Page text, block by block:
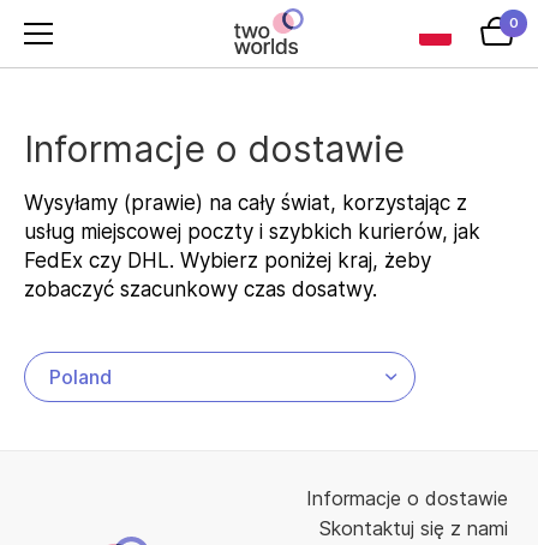
0
Informacje o dostawie
Wysyłamy (prawie) na cały świat, korzystając z
usług miejscowej poczty i szybkich kurierów, jak
FedEx czy DHL. Wybierz poniżej kraj, żeby
zobaczyć szacunkowy czas dosatwy.
Informacje o dostawie
Skontaktuj się z nami